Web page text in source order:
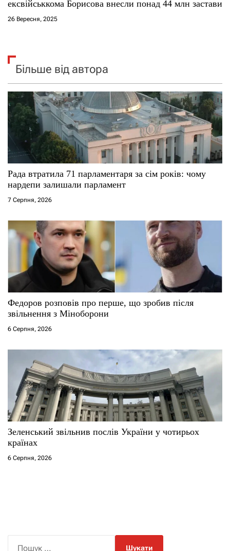
ексвійськкома Борисова внесли понад 44 млн застави
26 Вересня, 2025
Більше від автора
Рада втратила 71 парламентаря за сім років: чому
нардепи залишали парламент
7 Серпня, 2026
Федоров розповів про перше, що зробив після
звільнення з Міноборони
6 Серпня, 2026
Зеленський звільнив послів України у чотирьох
країнах
6 Серпня, 2026